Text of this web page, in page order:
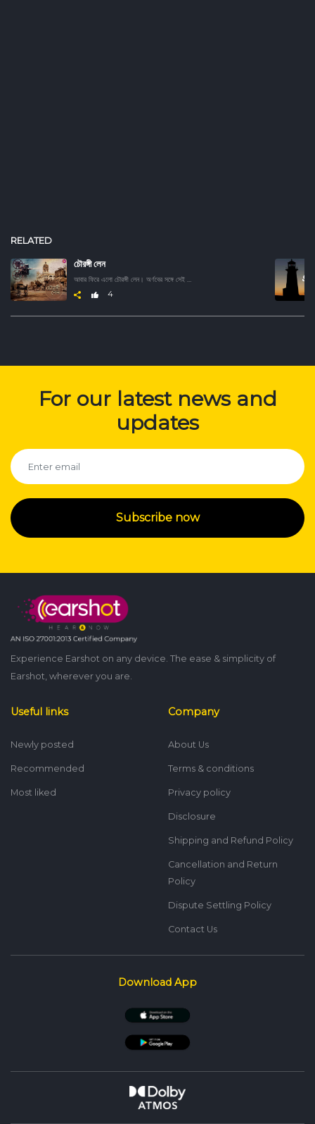
RELATED
চৌরঙ্গী লেন
আবার ফিরে এলো চৌরঙ্গী লেন। অর্ণবের সঙ্গে সেই সোনালী দিনের গান, সিনেমা ও নানান ধুলো পড়া অধ্যায়ের খুঁটিনাটি শুনুন অন্তরঙ্গ আড্ডায়। বাঙালির স্মৃতিতে ফিরে ফিরে আসুক চৌরঙ্গীর সেই হারিয়ে যাওয়া মেজাজ।
4
For our latest news and
updates
Subscribe now
Experience Earshot on any device. The ease & simplicity of
Earshot, wherever you are.
Useful links
Newly posted
Recommended
Most liked
Company
About Us
Terms & conditions
Privacy policy
Disclosure
Shipping and Refund Policy
Cancellation and Return
Policy
Dispute Settling Policy
Contact Us
Download App